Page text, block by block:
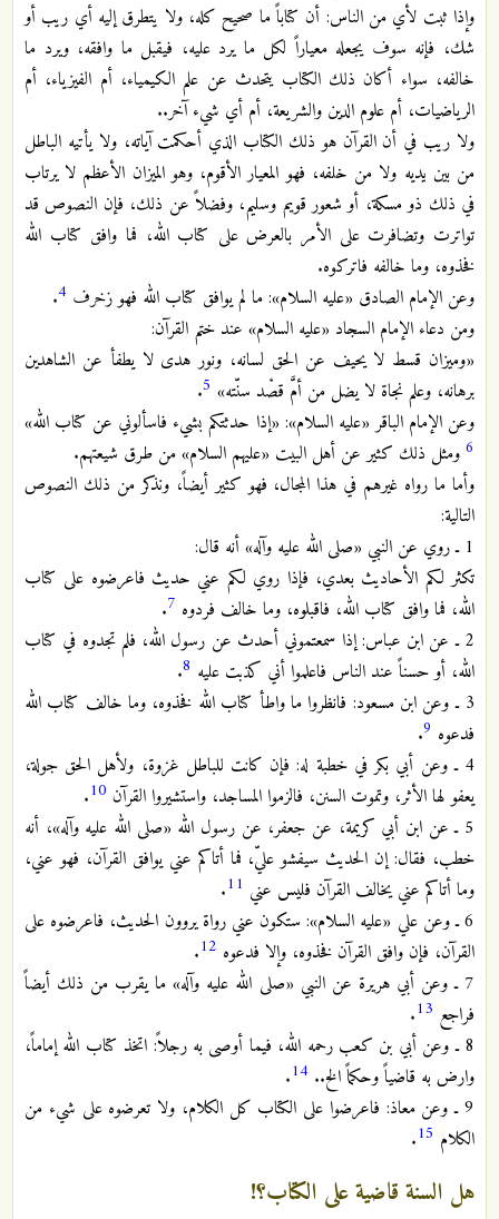
وإذا ثبت لأي من الناس: أن كتاباً ما صحيح كله، ولا يتطرق إليه أي ريب أو
شك، فإنه سوف يجعله معياراً لكل ما يرد عليه، فيقبل ما وافقه، ويرد ما
خالفه، سواء أكان ذلك الكتاب يتحدث عن علم الكيمياء، أم الفيزياء، أم
الرياضيات، أم علوم الدين والشريعة، أم أي شيء آخر..
ولا ريب في أن القرآن هو ذلك الكتاب الذي أحكمت آياته، ولا يأتيه الباطل
من بين يديه ولا من خلفه، فهو المعيار الأقوم، وهو الميزان الأعظم لا يرتاب
في ذلك ذو مسكة، أو شعور قويم وسليم، وفضلاً عن ذلك، فإن النصوص قد
تواترت وتضافرت على الأمر بالعرض على كتاب الله، فما وافق كتاب الله
فخذوه، وما خالفه فاتركوه.
وعن الإمام الصادق «عليه السلام»: ما لم يوافق كتاب الله فهو زخرف 4
.
ومن دعاء الإمام السجاد «عليه السلام» عند ختم القرآن:
«وميزان قسط لا يحيف عن الحق لسانه، ونور هدى لا يطفأ عن الشاهدين
برهانه، وعلم نجاة لا يضل من أمَّ قصْد سنّته» 5
.
وعن الإمام الباقر «عليه السلام»: «إذا حدثتكم بشيء فاسألوني عن كتاب الله»
6 ومثل ذلك كثير عن أهل البيت «عليهم السلام» من طرق شيعتهم.
وأما ما رواه غيرهم في هذا المجال، فهو كثير أيضاً، ونذكر من ذلك النصوص
التالية:
1 ـ روي عن النبي «صلى الله عليه وآله» أنه قال:
تكثر لكم الأحاديث بعدي، فإذا روي لكم عني حديث فاعرضوه على كتاب
الله، فما وافق كتاب الله، فاقبلوه، وما خالف فردوه 7
.
2 ـ عن ابن عباس: إذا سمعتموني أحدث عن رسول الله، فلم تجدوه في كتاب
الله، أو حسناً عند الناس فاعلموا أني كذبت عليه 8
.
3 ـ وعن ابن مسعود: فانظروا ما واطأ كتاب الله فخذوه، وما خالف كتاب الله
فدعوه 9
.
4 ـ وعن أبي بكر في خطبة له: فإن كانت للباطل غزوة، ولأهل الحق جولة،
يعفو لها الأثر، وتموت السنن، فالزموا المساجد، واستشيروا القرآن 10
.
5 ـ عن ابن أبي كريمة، عن جعفر، عن رسول الله «صلى الله عليه وآله»، أنه
خطب، فقال: إن الحديث سيفشو عليّ، فما أتاكم عني يوافق القرآن، فهو عني،
وما أتاكم عني يخالف القرآن فليس عني 11
.
6 ـ وعن علي «عليه السلام»: ستكون عني رواة يروون الحديث، فاعرضوه على
القرآن، فإن وافق القرآن فخذوه، وإلا فدعوه 12
.
7 ـ وعن أبي هريرة عن النبي «صلى الله عليه وآله» ما يقرب من ذلك أيضاً
فراجع 13
.
8 ـ وعن أبي بن كعب رحمه الله، فيما أوصى به رجلاً: اتخذ كتاب الله إماماً،
وارض به قاضياً وحكماً الخ.. 14
.
9 ـ وعن معاذ: فاعرضوا على الكتاب كل الكلام، ولا تعرضوه على شيء من
الكلام 15
.
هل السنة قاضية على الكتاب؟!